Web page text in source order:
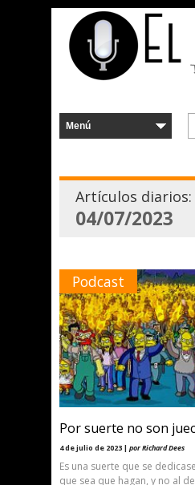
Artículos diarios:
04/07/2023
Podcast
Por suerte no son
4 de julio de 2023 | por Richard Dees
Es una suerte que se
que sea que hagan, y no al